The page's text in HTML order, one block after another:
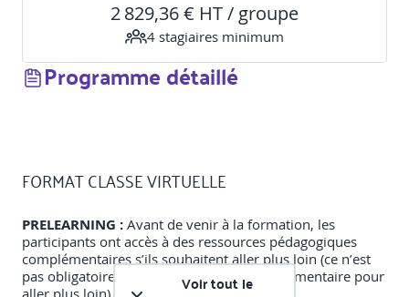
2 829,36 € HT / groupe
4 stagiaires minimum
Programme détaillé
FORMAT CLASSE VIRTUELLE
PRELEARNING : Avant de venir à la formation, les
participants ont accès à des ressources pédagogiques
complémentaires s’ils souhaitent aller plus loin (ce n’est
pas obligatoire. Il s’agit d’un service complémentaire pour
Voir tout le